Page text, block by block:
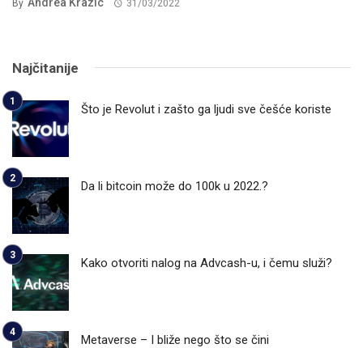
By 31/03/2022
Najčitanije
Što je Revolut i zašto ga ljudi sve češće koriste
Da li bitcoin može do 100k u 2022.?
Kako otvoriti nalog na Advcash-u, i čemu služi?
Metaverse – I bliže nego što se čini